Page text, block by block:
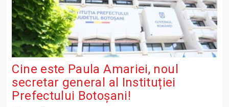
Cine este Paula Amariei, noul
secretar general al Instituției
Prefectului Botoșani!